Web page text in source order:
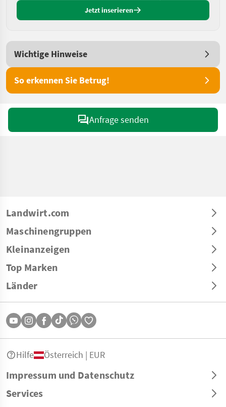
Jetzt inserieren
Wichtige Hinweise
So erkennen Sie Betrug!
Anfrage senden
Landwirt.com
Maschinengruppen
Kleinanzeigen
Top Marken
Länder
Impressum und Datenschutz
Services
Hilfe Österreich | EUR